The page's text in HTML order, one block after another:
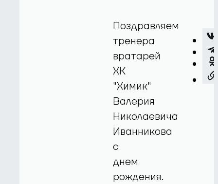
Поздравляем
тренера
вратарей
ХК
"Химик"
Валерия
Николаевича
Иванникова
с
днем
рождения.